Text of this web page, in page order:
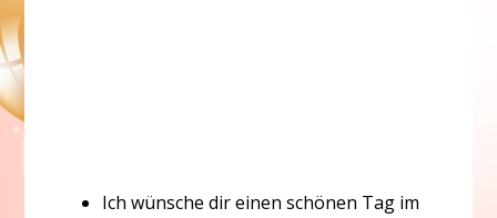
Ich wünsche dir einen schönen Tag im